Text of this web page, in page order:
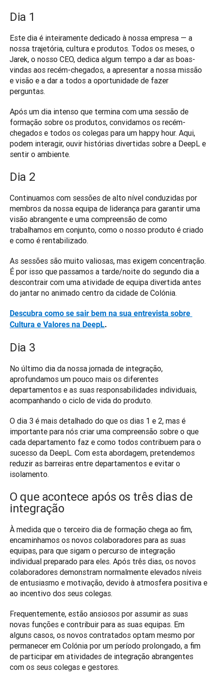
Dia 1
Este dia é inteiramente dedicado à nossa empresa — a
nossa trajetória, cultura e produtos. Todos os meses, o
Jarek, o nosso CEO, dedica algum tempo a dar as boas-
vindas aos recém-chegados, a apresentar a nossa missão
e visão e a dar a todos a oportunidade de fazer
perguntas.
Após um dia intenso que termina com uma sessão de
formação sobre os produtos, convidamos os recém-
chegados e todos os colegas para um happy hour. Aqui,
podem interagir, ouvir histórias divertidas sobre a DeepL e
sentir o ambiente.
Dia 2
Continuamos com sessões de alto nível conduzidas por
membros da nossa equipa de liderança para garantir uma
visão abrangente e uma compreensão de como
trabalhamos em conjunto, como o nosso produto é criado
e como é rentabilizado.
As sessões são muito valiosas, mas exigem concentração.
É por isso que passamos a tarde/noite do segundo dia a
descontrair com uma atividade de equipa divertida antes
do jantar no animado centro da cidade de Colónia.
Descubra como se sair bem na sua entrevista sobre
Cultura e Valores na DeepL.
Dia 3
No último dia da nossa jornada de integração,
aprofundamos um pouco mais os diferentes
departamentos e as suas responsabilidades individuais,
acompanhando o ciclo de vida do produto.
O dia 3 é mais detalhado do que os dias 1 e 2, mas é
importante para nós criar uma compreensão sobre o que
cada departamento faz e como todos contribuem para o
sucesso da DeepL. Com esta abordagem, pretendemos
reduzir as barreiras entre departamentos e evitar o
isolamento.
O que acontece após os três dias de
integração
À medida que o terceiro dia de formação chega ao fim,
encaminhamos os novos colaboradores para as suas
equipas, para que sigam o percurso de integração
individual preparado para eles. Após três dias, os novos
colaboradores demonstram normalmente elevados níveis
de entusiasmo e motivação, devido à atmosfera positiva e
ao incentivo dos seus colegas.
Frequentemente, estão ansiosos por assumir as suas
novas funções e contribuir para as suas equipas. Em
alguns casos, os novos contratados optam mesmo por
permanecer em Colónia por um período prolongado, a fim
de participar em atividades de integração abrangentes
com os seus colegas e gestores.